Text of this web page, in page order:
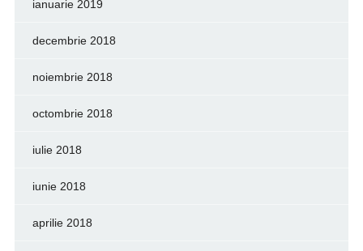
ianuarie 2019
decembrie 2018
noiembrie 2018
octombrie 2018
iulie 2018
iunie 2018
aprilie 2018